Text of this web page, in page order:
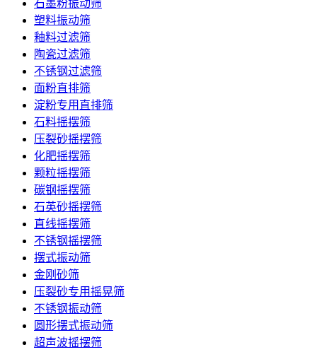
石墨粉振动筛
塑料振动筛
釉料过滤筛
陶瓷过滤筛
不锈钢过滤筛
面粉直排筛
淀粉专用直排筛
石料摇摆筛
压裂砂摇摆筛
化肥摇摆筛
颗粒摇摆筛
碳钢摇摆筛
石英砂摇摆筛
直线摇摆筛
不锈钢摇摆筛
摆式振动筛
金刚砂筛
压裂砂专用摇晃筛
不锈钢振动筛
圆形摆式振动筛
超声波摇摆筛